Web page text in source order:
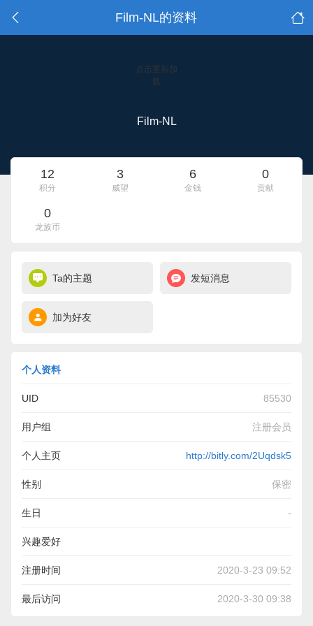
Film-NL的资料
点击重新加
载
Film-NL
12
积分
3
威望
6
金钱
0
贡献
0
龙族币
Ta的主题 发短消息
加为好友
个人资料
UID 85530
用户组 注册会员
个人主页 http://bitly.com/2Uqdsk5
性别 保密
生日 -
兴趣爱好
Смотреть онлайн Отдай свою душу (2019) смотрите
фильм в хорошем качестве 720, 1080.
注册时间 2020-3-23 09:52
最后访问 2020-3-30 09:38